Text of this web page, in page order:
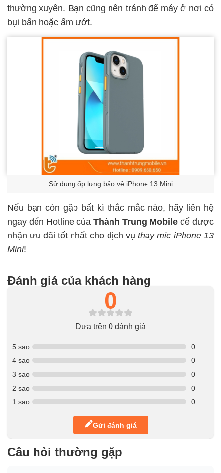
thường xuyên. Bạn cũng nên tránh để máy ở nơi có
bụi bẩn hoặc ẩm ướt.
Sử dụng ốp lưng bảo vệ iPhone 13 Mini
Nếu bạn còn gặp bất kì thắc mắc nào, hãy liên hệ
ngay đến Hotline của Thành Trung Mobile để được
nhận ưu đãi tốt nhất cho dịch vụthay mic iPhone 13
Mini!
Đánh giá của khách hàng
0
Dựa trên 0 đánh giá
5 sao
0
4 sao
0
3 sao
0
2 sao
0
1 sao
0
Gửi đánh giá
Câu hỏi thường gặp